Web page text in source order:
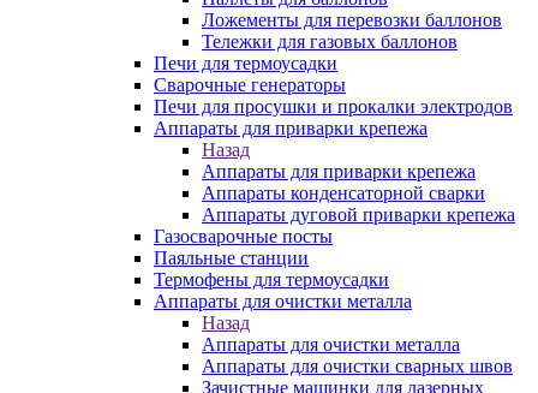
Ложементы для перевозки баллонов
Тележки для газовых баллонов
Печи для термоусадки
Сварочные генераторы
Печи для просушки и прокалки электродов
Аппараты для приварки крепежа
Назад
Аппараты для приварки крепежа
Аппараты конденсаторной сварки
Аппараты дуговой приварки крепежа
Газосварочные посты
Паяльные станции
Термофены для термоусадки
Аппараты для очистки металла
Назад
Аппараты для очистки металла
Аппараты для очистки сварных швов
Зачистные машинки для лазерных